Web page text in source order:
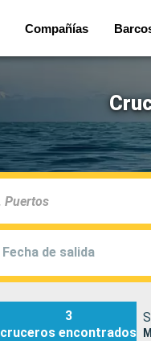
Compañías
Fecha de salida
3
cruceros encontrados